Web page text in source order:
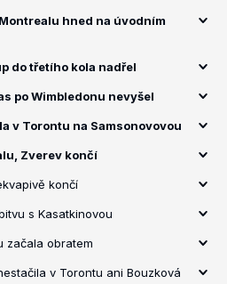
hned na úvodním
do třetího kola nadřel
po Wimbledonu nevyšel
v Torontu na Samsonovovou
Zverev končí
končí
s Kasatkinovou
začala obratem
v Torontu ani Bouzková